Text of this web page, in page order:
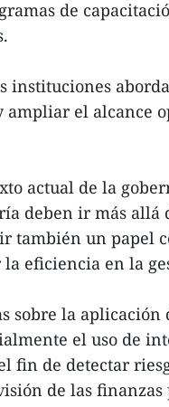
de
instituciones
ampliar el alcance
actual de la
deben ir más allá
también un papel
eficiencia en la
sobre la aplicación
el uso de
fin de detectar
de las finanzas